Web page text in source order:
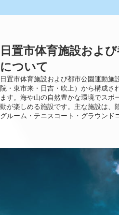
日置市体育施設およ
について
日置市体育施設および都市公園運動施
院・東市来・日吉・吹上）から構成さ
ます。海や山の自然豊かな環境でスポ
動が楽しめる施設です。主な施設は、
グルーム・テニスコート・グラウンド